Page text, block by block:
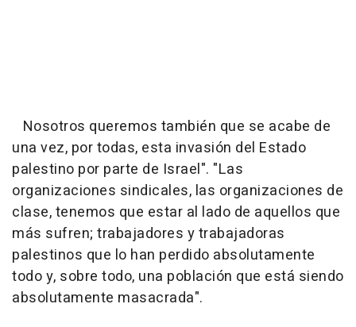
Nosotros queremos también que se acabe de
una vez, por todas, esta invasión del Estado
palestino por parte de Israel". "Las
organizaciones sindicales, las organizaciones de
clase, tenemos que estar al lado de aquellos que
más sufren; trabajadores y trabajadoras
palestinos que lo han perdido absolutamente
todo y, sobre todo, una población que está siendo
absolutamente masacrada".